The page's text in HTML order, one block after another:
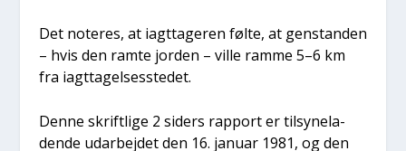
Det note­res, at iagt­ta­ge­ren føl­te, at gen­stan­den
– hvis den ram­te jor­den – vil­le ram­me 5–6 km
fra iagt­ta­gel­ses­ste­det.
Den­ne skrift­li­ge 2 siders rap­port er til­sy­ne­la­
den­de udar­bej­det den 16. janu­ar 1981, og den